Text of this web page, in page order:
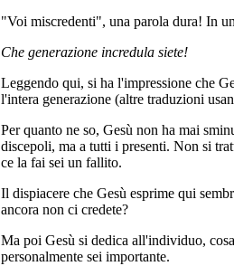
"Voi miscredenti", una parola dura! In
Che generazione incredula siete!
Leggendo qui, si ha l'impressione che
l'intera generazione (altre traduzioni
Per quanto ne so, Gesù non ha mai
discepoli, ma a tutti i presenti. Non si
ce la fai sei un fallito.
Il dispiacere che Gesù esprime qui
ancora non ci credete?
Ma poi Gesù si dedica all'individuo,
personalmente sei importante.